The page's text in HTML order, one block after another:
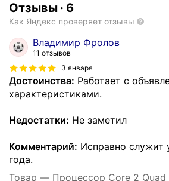
Отзывы · 6
Как Яндекс проверяет отзывы
Владимир Фролов
11 отзывов
3 января
Достоинства: Работает с
характеристиками.
Недостатки: Не заметил
Комментарий: Исправно служит
года.
Товар — Процессор Core 2 Quad